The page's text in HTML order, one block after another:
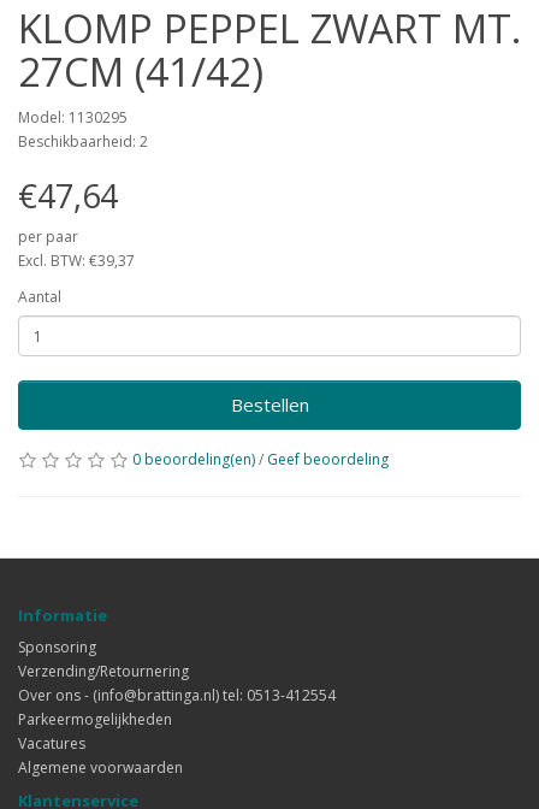
KLOMP PEPPEL ZWART MT.
27CM (41/42)
Model: 1130295
Beschikbaarheid: 2
€47,64
per paar
Excl. BTW: €39,37
Aantal
Bestellen
0 beoordeling(en)/ Geef beoordeling
Informatie
Sponsoring
Verzending/Retournering
Over ons - (info@brattinga.nl) tel: 0513-412554
Parkeermogelijkheden
Vacatures
Algemene voorwaarden
Klantenservice